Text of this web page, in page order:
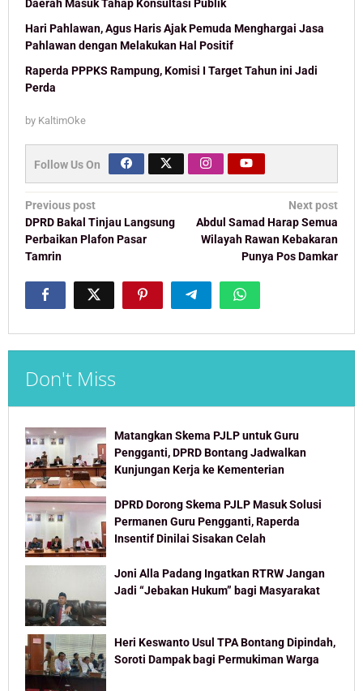
Daerah Masuk Tahap Konsultasi Publik
Hari Pahlawan, Agus Haris Ajak Pemuda Menghargai Jasa
Pahlawan dengan Melakukan Hal Positif
Raperda PPPKS Rampung, Komisi I Target Tahun ini Jadi
Perda
by KaltimOke
Follow Us On
Post
navigation
Previous post
DPRD Bakal Tinjau Langsung
Perbaikan Plafon Pasar
Tamrin
Next post
Abdul Samad Harap Semua
Wilayah Rawan Kebakaran
Punya Pos Damkar
Don't Miss
Matangkan Skema PJLP untuk Guru
Pengganti, DPRD Bontang Jadwalkan
Kunjungan Kerja ke Kementerian
DPRD Dorong Skema PJLP Masuk Solusi
Permanen Guru Pengganti, Raperda
Insentif Dinilai Sisakan Celah
Joni Alla Padang Ingatkan RTRW Jangan
Jadi “Jebakan Hukum” bagi Masyarakat
Heri Keswanto Usul TPA Bontang Dipindah,
Soroti Dampak bagi Permukiman Warga